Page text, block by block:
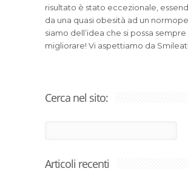
risultato è stato eccezionale,
da una quasi obesità ad un
siamo dell’idea che si possa sempre
migliorare! Vi aspettiamo da Smileat!
Cerca nel sito:
Articoli recenti